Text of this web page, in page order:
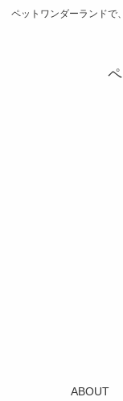
ペットワンダーランドで
ABOUT